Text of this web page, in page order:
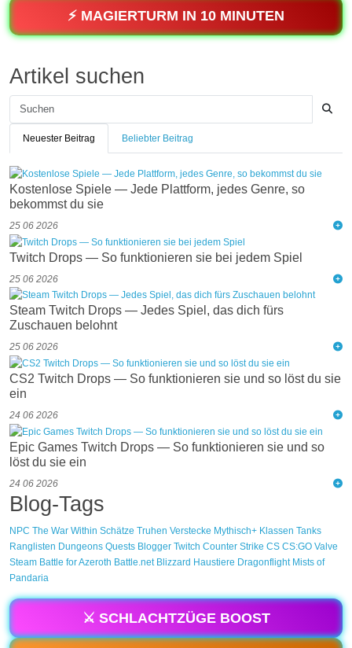
⚡ MAGIERTURM IN 10 MINUTEN
Artikel suchen
Neuester Beitrag Beliebter Beitrag
Kostenlose Spiele — Jede Plattform, jedes Genre, so
bekommst du sie
25 06 2026
Twitch Drops — So funktionieren sie bei jedem Spiel
25 06 2026
Steam Twitch Drops — Jedes Spiel, das dich fürs
Zuschauen belohnt
25 06 2026
CS2 Twitch Drops — So funktionieren sie und so löst du sie
ein
24 06 2026
Epic Games Twitch Drops — So funktionieren sie und so
löst du sie ein
24 06 2026
Blog-Tags
NPC The War Within Schätze Truhen Verstecke Mythisch+ Klassen Tanks
Ranglisten Dungeons Quests Blogger Twitch Counter Strike CS CS:GO Valve
Steam Battle for Azeroth Battle.net Blizzard Haustiere Dragonflight Mists of
Pandaria
⚔️ SCHLACHTZÜGE BOOST